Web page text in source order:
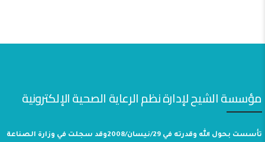
مؤسسة الشيح لإدارة نظم الرعاية الصحية الإلكترونية
تأسست بحول الله وقدرته في 29/نيسان/2008وقد سجلت في وزارة الصناعة